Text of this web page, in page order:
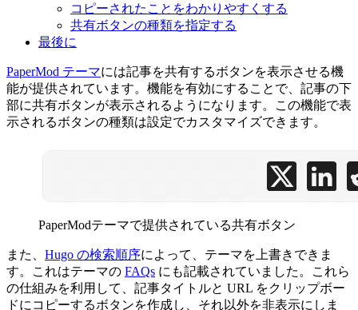
コピーされたことをわかりやすくする
共有ボタンの種類を指定する
最後に
PaperMod テーマには記事を共有するボタンを表示させる機
能が提供されています。機能を有効にすることで、記事の下
部に共有ボタンが表示されるようになります。この機能で表
示されるボタンの種類は設定でカスタマイズできます。
PaperModテーマで提供されている共有ボタン
また、 Hugo の検索順序によって、テーマを上書きできま
す。これはテーマの FAQs にも記載されていました。これら
の仕組みを利用して、記事タイトルと URL をクリップボー
ドにコピーするボタンを作成し、それ以外を非表示にしま